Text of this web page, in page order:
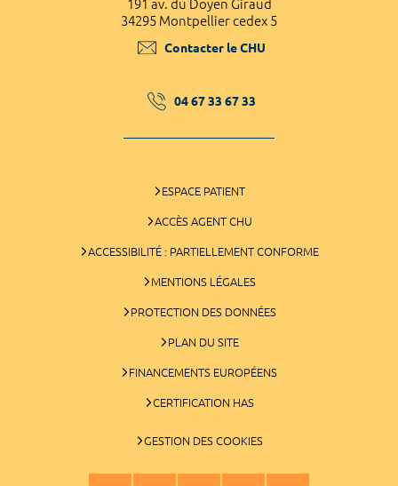
191 av. du Doyen Giraud
34295 Montpellier cedex 5
Contacter le CHU
04 67 33 67 33
ESPACE PATIENT
ACCÈS AGENT CHU
ACCESSIBILITÉ : PARTIELLEMENT CONFORME
MENTIONS LÉGALES
PROTECTION DES DONNÉES
PLAN DU SITE
FINANCEMENTS EUROPÉENS
CERTIFICATION HAS
GESTION DES COOKIES